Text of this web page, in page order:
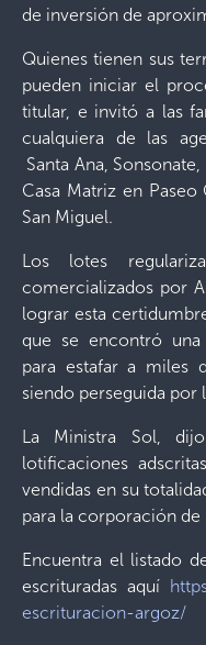
de inversión de
Quienes tienen sus
pueden iniciar el
titular, e invitó a las
cualquiera de las
Santa Ana,
Casa Matriz en
San Miguel.
Los lotes
comercializados por
lograr esta
que se encontró una
para estafar a miles
siendo perseguida por
La Ministra Sol,
lotificaciones
vendidas en su
para la corporación de
Encuentra el listado
escrituradas aquí
escrituracion-argoz/